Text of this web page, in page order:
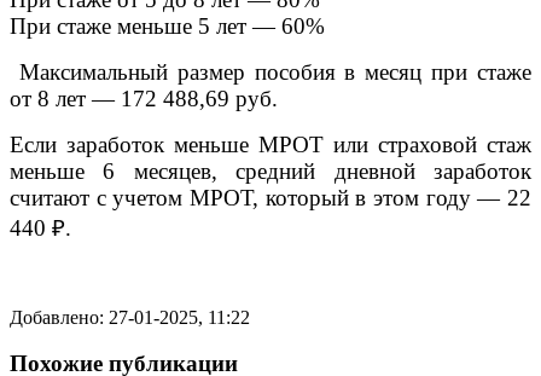
При стаже меньше 5 лет — 60%
Максимальный размер пособия в месяц при стаже
от 8 лет — 172 488,69 руб.
Если заработок меньше МРОТ или страховой стаж
меньше 6 месяцев, средний дневной заработок
считают с учетом МРОТ, который в этом году — 22
440 ₽.
Добавлено: 27-01-2025, 11:22
Похожие публикации